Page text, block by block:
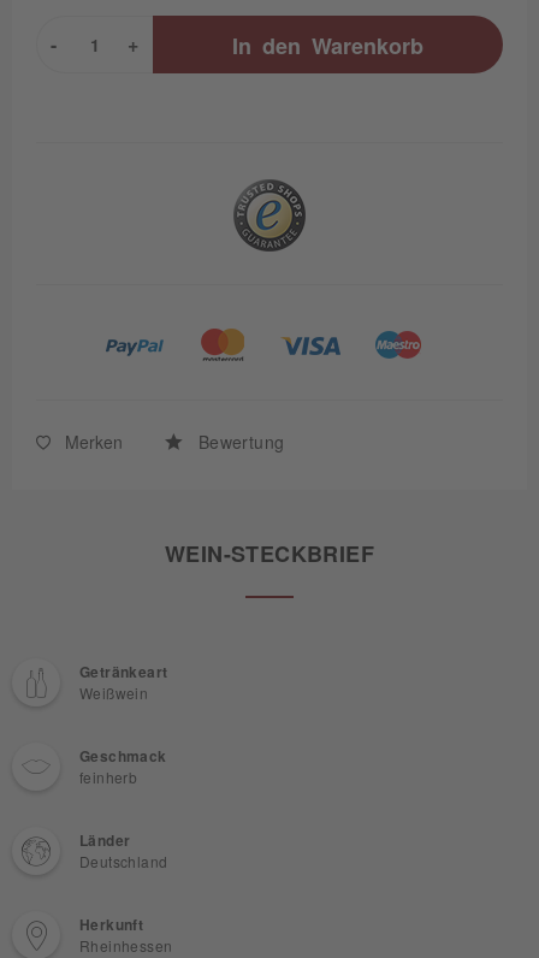
+
- In den Warenkorb
Merken Bewertung
WEIN-STECKBRIEF
Getränkeart
Weißwein
Geschmack
feinherb
Länder
Deutschland
Herkunft
Rheinhessen